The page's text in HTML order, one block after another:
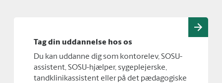
Tag din uddannelse hos os
Du kan uddanne dig som kontorelev, SOSU-
assistent, SOSU-hjælper, sygeplejerske,
tandklinikassistent eller på det pædagogiske